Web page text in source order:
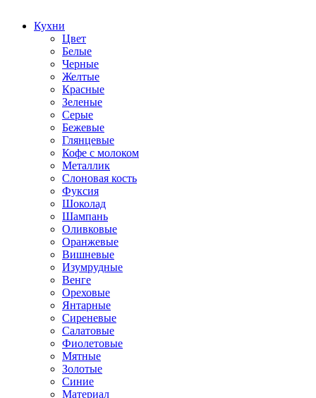
Кухни
Цвет
Белые
Черные
Желтые
Красные
Зеленые
Серые
Бежевые
Глянцевые
Кофе с молоком
Металлик
Слоновая кость
Фуксия
Шоколад
Шампань
Оливковые
Оранжевые
Вишневые
Изумрудные
Венге
Ореховые
Янтарные
Сиреневые
Салатовые
Фиолетовые
Мятные
Золотые
Синие
Материал